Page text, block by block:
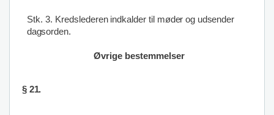
Stk. 3. Kredslederen indkalder til møder og udsender
dagsorden.
Øvrige bestemmelser
§ 21.